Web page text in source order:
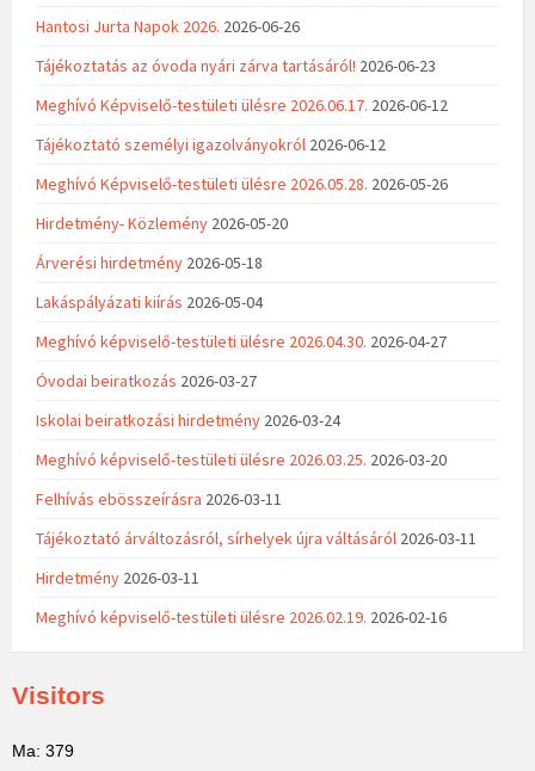
Hantosi Jurta Napok 2026. 2026-06-26
Tájékoztatás az óvoda nyári zárva tartásáról! 2026-06-23
Meghívó Képviselő-testületi ülésre 2026.06.17. 2026-06-12
Tájékoztató személyi igazolványokról 2026-06-12
Meghívó Képviselő-testületi ülésre 2026.05.28. 2026-05-26
Hirdetmény- Közlemény 2026-05-20
Árverési hirdetmény 2026-05-18
Lakáspályázati kiírás 2026-05-04
Meghívó képviselő-testületi ülésre 2026.04.30. 2026-04-27
Óvodai beiratkozás 2026-03-27
Iskolai beiratkozási hirdetmény 2026-03-24
Meghívó képviselő-testületi ülésre 2026.03.25. 2026-03-20
Felhívás ebösszeírásra 2026-03-11
Tájékoztató árváltozásról, sírhelyek újra váltásáról 2026-03-11
Hirdetmény 2026-03-11
Meghívó képviselő-testületi ülésre 2026.02.19. 2026-02-16
Visitors
Ma: 379